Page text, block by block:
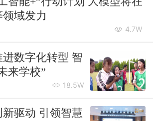
域发力
4.7W
数字化转型 智
来学校”
18.5W
驱动 引领智慧